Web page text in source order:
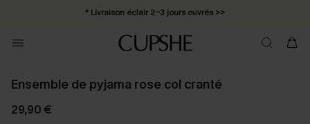
* Livraison éclair 2-3 jours ouvrés >>
Ensemble de pyjama rose col cranté
29,90 €